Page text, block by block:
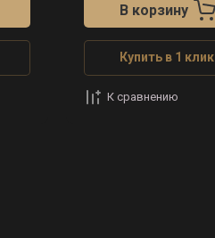
В корзину
Купить в 1 клик
К сравнению